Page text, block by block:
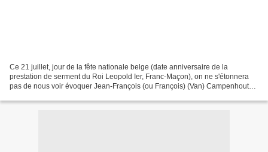
Ce 21 juillet, jour de la fête nationale belge (date anniversaire de la
prestation de serment du Roi Leopold Ier, Franc-Maçon), on ne s'étonnera
pas de nous voir évoquer Jean-François (ou François) (Van) Campenhout